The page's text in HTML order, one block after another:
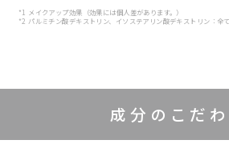
*1 メイクアップ効果（効果には個人差があります。）
*2 パルミチン酸デキストリン、イソステアリン酸デキストリン：全
成分のこだわ